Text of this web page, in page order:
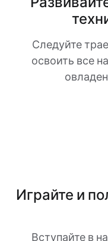
Следуйте
освоить все
Играйте и
Вступайте в